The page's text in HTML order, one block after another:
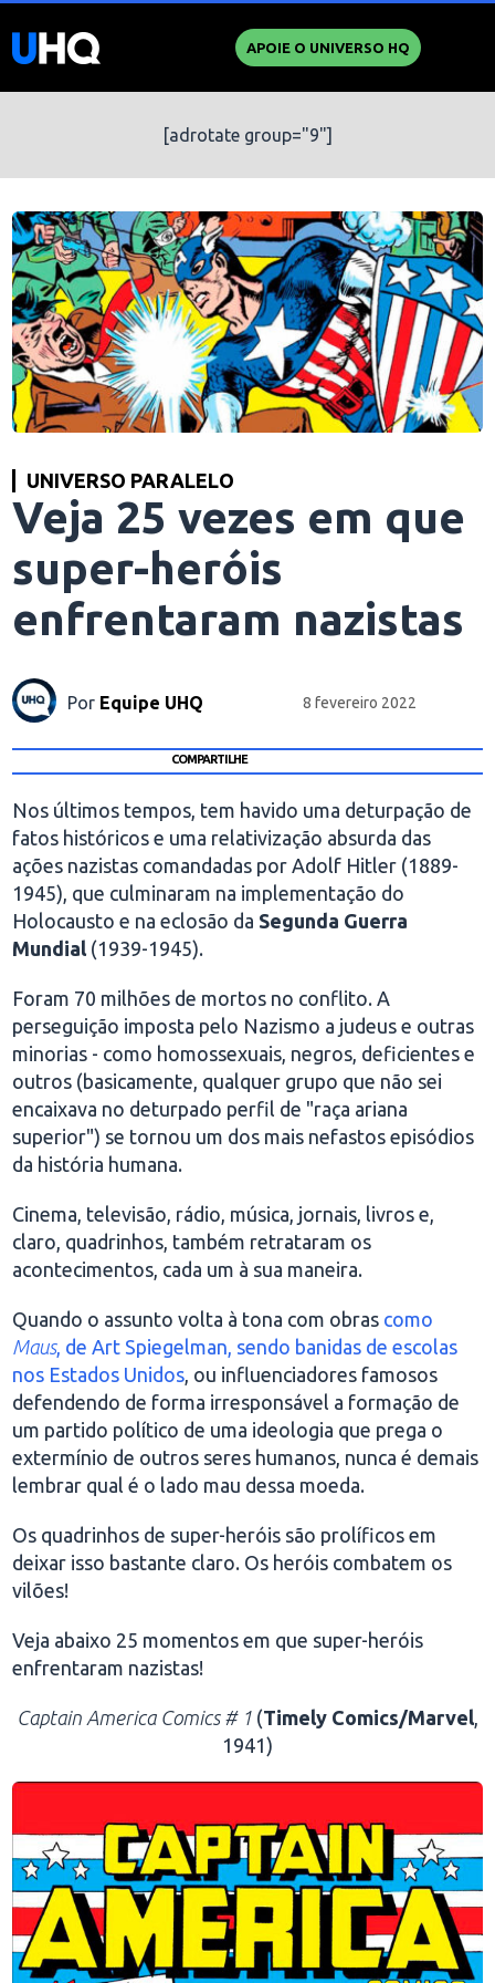
APOIE O UNIVERSO HQ
[adrotate group="9"]
UNIVERSO PARALELO
Veja 25 vezes em que
super-heróis
enfrentaram nazistas
Por Equipe UHQ 8 fevereiro 2022
COMPARTILHE
Nos últimos tempos, tem havido uma deturpação de
fatos históricos e uma relativização absurda das
ações nazistas comandadas por Adolf Hitler (1889-
1945), que culminaram na implementação do
Holocausto e na eclosão da Segunda Guerra
Mundial (1939-1945).
Foram 70 milhões de mortos no conflito. A
perseguição imposta pelo Nazismo a judeus e outras
minorias - como homossexuais, negros, deficientes e
outros (basicamente, qualquer grupo que não sei
encaixava no deturpado perfil de "raça ariana
superior") se tornou um dos mais nefastos episódios
da história humana.
Cinema, televisão, rádio, música, jornais, livros e,
claro, quadrinhos, também retrataram os
acontecimentos, cada um à sua maneira.
Quando o assunto volta à tona com obras como
Maus, de Art Spiegelman, sendo banidas de escolas
nos Estados Unidos, ou influenciadores famosos
defendendo de forma irresponsável a formação de
um partido político de uma ideologia que prega o
extermínio de outros seres humanos, nunca é demais
lembrar qual é o lado mau dessa moeda.
Os quadrinhos de super-heróis são prolíficos em
deixar isso bastante claro. Os heróis combatem os
vilões!
Veja abaixo 25 momentos em que super-heróis
enfrentaram nazistas!
Captain America Comics # 1 (Timely Comics/Marvel,
1941)